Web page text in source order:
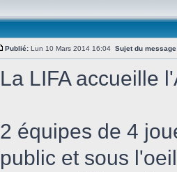
Publié: Lun 10 Mars 2014 16:04 Sujet du
La LIFA accueille
2 équipes de 4
public et sous